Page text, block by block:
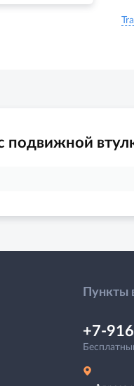
подвижной
Пункты
+7-